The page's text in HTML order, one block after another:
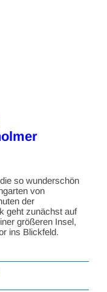
so wunderschön
von
der
geht zunächst auf
größeren Insel,
ins Blickfeld.